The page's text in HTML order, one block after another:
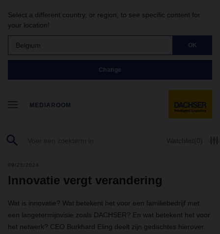
Select a different country, or region, to see specific content for
your location!
Belgium OK
Change
MEDIAROOM
Watchlist(0)
09/25/2024
Innovatie vergt verandering
Wat is innovatie? Wat betekent het voor een familiebedrijf met
een langetermijnvisie zoals DACHSER? En wat betekent het voor
het netwerk? CEO Burkhard Eling deelt zijn gedachtes hierover.